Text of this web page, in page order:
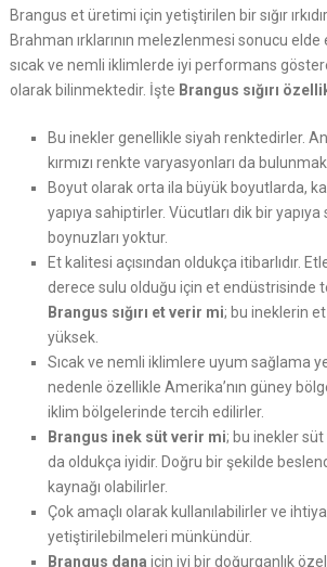
Brangus et üretimi için yetiştirilen bir sığır
Brahman ırklarının melezlenmesi sonucu
sıcak ve nemli iklimlerde iyi performans
olarak bilinmektedir. İşte Brangus sığırı
Bu inekler genellikle siyah renktedirler.
kırmızı renkte varyasyonları da
Boyut olarak orta ila büyük boyutlarda,
yapıya sahiptirler. Vücutları dik bir
boynuzları yoktur.
Et kalitesi açısından oldukça itibarlıdır.
derece sulu olduğu için et endüstrisinde
Brangus sığırı et verir mi; bu ineklerin
yüksek.
Sıcak ve nemli iklimlere uyum sağlama
nedenle özellikle Amerika’nın güney
iklim bölgelerinde tercih edilirler.
Brangus inek süt verir mi; bu inekler
da oldukça iyidir. Doğru bir şekilde
kaynağı olabilirler.
Çok amaçlı olarak kullanılabilirler ve
yetiştirilebilmeleri münkündür.
Brangus dana için iyi bir doğurganlık